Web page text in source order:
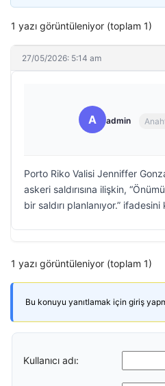
1 yazı görüntüleniyor (toplam 1)
27/05/2026: 5:14 am
A admin
Porto Riko Valisi Jenniffer
askeri saldırısına ilişkin,
bir saldırı planlanıyor.” ifadesini
1 yazı görüntüleniyor (toplam 1)
Bu konuyu yanıtlamak için giriş
Kullanıcı adı: